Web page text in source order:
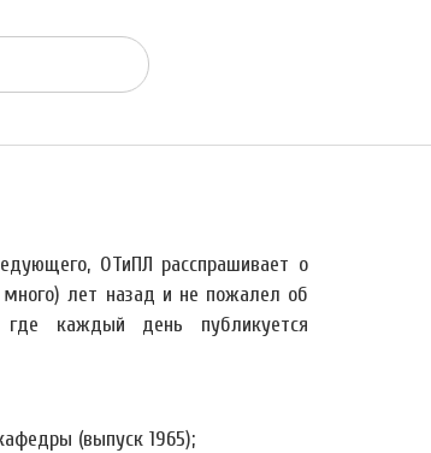
ОТиПЛ расспрашивает о
лет назад и не пожалел об
каждый день публикуется
(выпуск 1965);